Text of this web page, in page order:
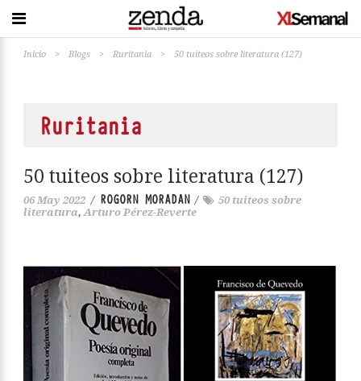
Inicio > Blogs > Ruritania > 50 tuiteos sobre literatura (127)
Ruritania
50 tuiteos sobre literatura (127)
06 May 2022 / ROGORN MORADAN /
50 tuiteos sobre
literatura, Arturo Pérez-Reverte